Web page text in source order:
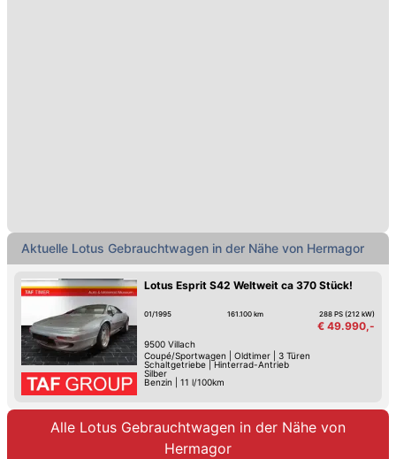
Aktuelle Lotus Gebrauchtwagen in der Nähe von Hermagor
Lotus Esprit S42 Weltweit ca 370 Stück!
01/1995 161.100 km 288 PS (212 kW)
€ 49.990,-
9500 Villach
Coupé/Sportwagen
Oldtimer|
3 Türen
Schaltgetriebe|Hinterrad-Antrieb
Silber
Benzin
11 l/100km
Alle Lotus Gebrauchtwagen in der Nähe von
Hermagor